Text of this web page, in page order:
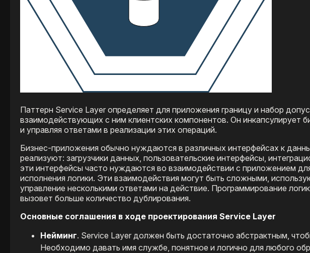
Паттерн Service Layer определяет для приложения границу и набор
взаимодействующих с ним клиентских компонентов. Он инкапсулирует
и управляя ответами в реализации этих операций.
Бизнес-приложения обычно нуждаются в различных интерфейсах к
реализуют: загрузчики данных, пользовательские интерфейсы,
эти интерфейсы часто нуждаются во взаимодействии с приложением
исполнения логики. Эти взаимодействия могут быть сложными,
управление несколькими ответами на действие. Программирование
вызовет больше количество дублирования.
Основные соглашения в ходе проектирования Service Layer
Нейминг. Service Layer должен быть достаточно абстрактным,
Необходимо давать имя службе, понятное и логично для любого